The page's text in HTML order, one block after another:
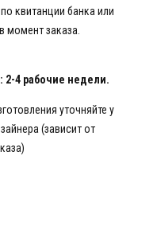
квитанции банка или
момент заказа.
2-4 рабочие недели.
уточняйте у
(зависит от